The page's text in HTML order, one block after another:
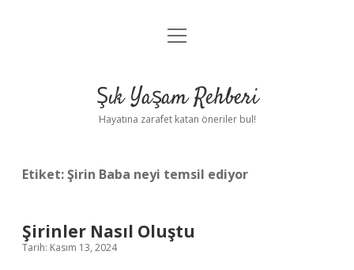
Anasayfa
Yasal Uyarı
menüyü
Şık Yaşam Rehberi
Hayatına zarafet katan öneriler bul!
Etiket:Şirin Baba neyi temsil ediyor
Şirinler Nasıl Oluştu
Tarih: Kasım 13, 2024